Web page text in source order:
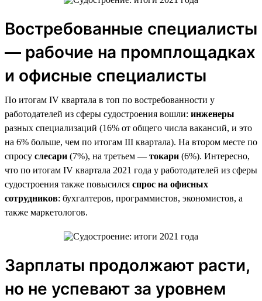
Востребованные специалисты
— рабочие на промплощадках
и офисные специалисты
По итогам IV квартала в топ по востребованности у
работодателей из сферы судостроения вошли: инженеры
разных специализаций (16% от общего числа вакансий, и это
на 6% больше, чем по итогам III квартала). На втором месте по
спросу слесари (7%), на третьем — токари (6%). Интересно,
что по итогам IV квартала 2021 года у работодателей из сферы
судостроения также повысился спрос на офисных
сотрудников: бухгалтеров, программистов, экономистов, а
также маркетологов.
Зарплаты продолжают расти,
но не успевают за уровнем